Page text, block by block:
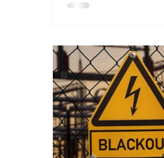
dell'Associazione
emozioni, ha
confine netta tra
tecnologico e la
dell'essere umano,
parterre di
intellettuale,
istituzionale. Aldilà
platea di associati e